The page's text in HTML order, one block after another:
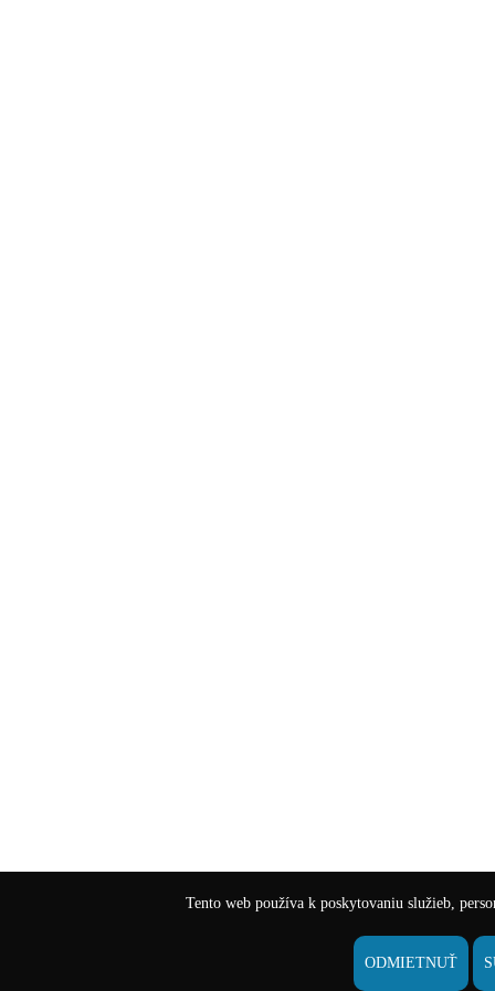
Tento web používa k poskytovaniu služieb,
ODMIETNUŤ